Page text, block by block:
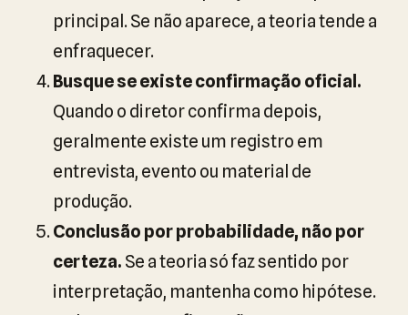
principal. Se não aparece, a teoria tende a
enfraquecer.
Busque se existe confirmação oficial.
Quando o diretor confirma depois,
geralmente existe um registro em
entrevista, evento ou material de
produção.
Conclusão por probabilidade, não por
certeza. Se a teoria só faz sentido por
interpretação, mantenha como hipótese.